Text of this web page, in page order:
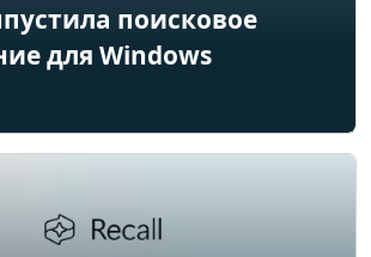
поисковое
для Windows